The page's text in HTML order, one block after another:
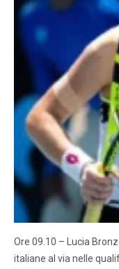
Ore 09.10 – Lucia
italiane al via nelle